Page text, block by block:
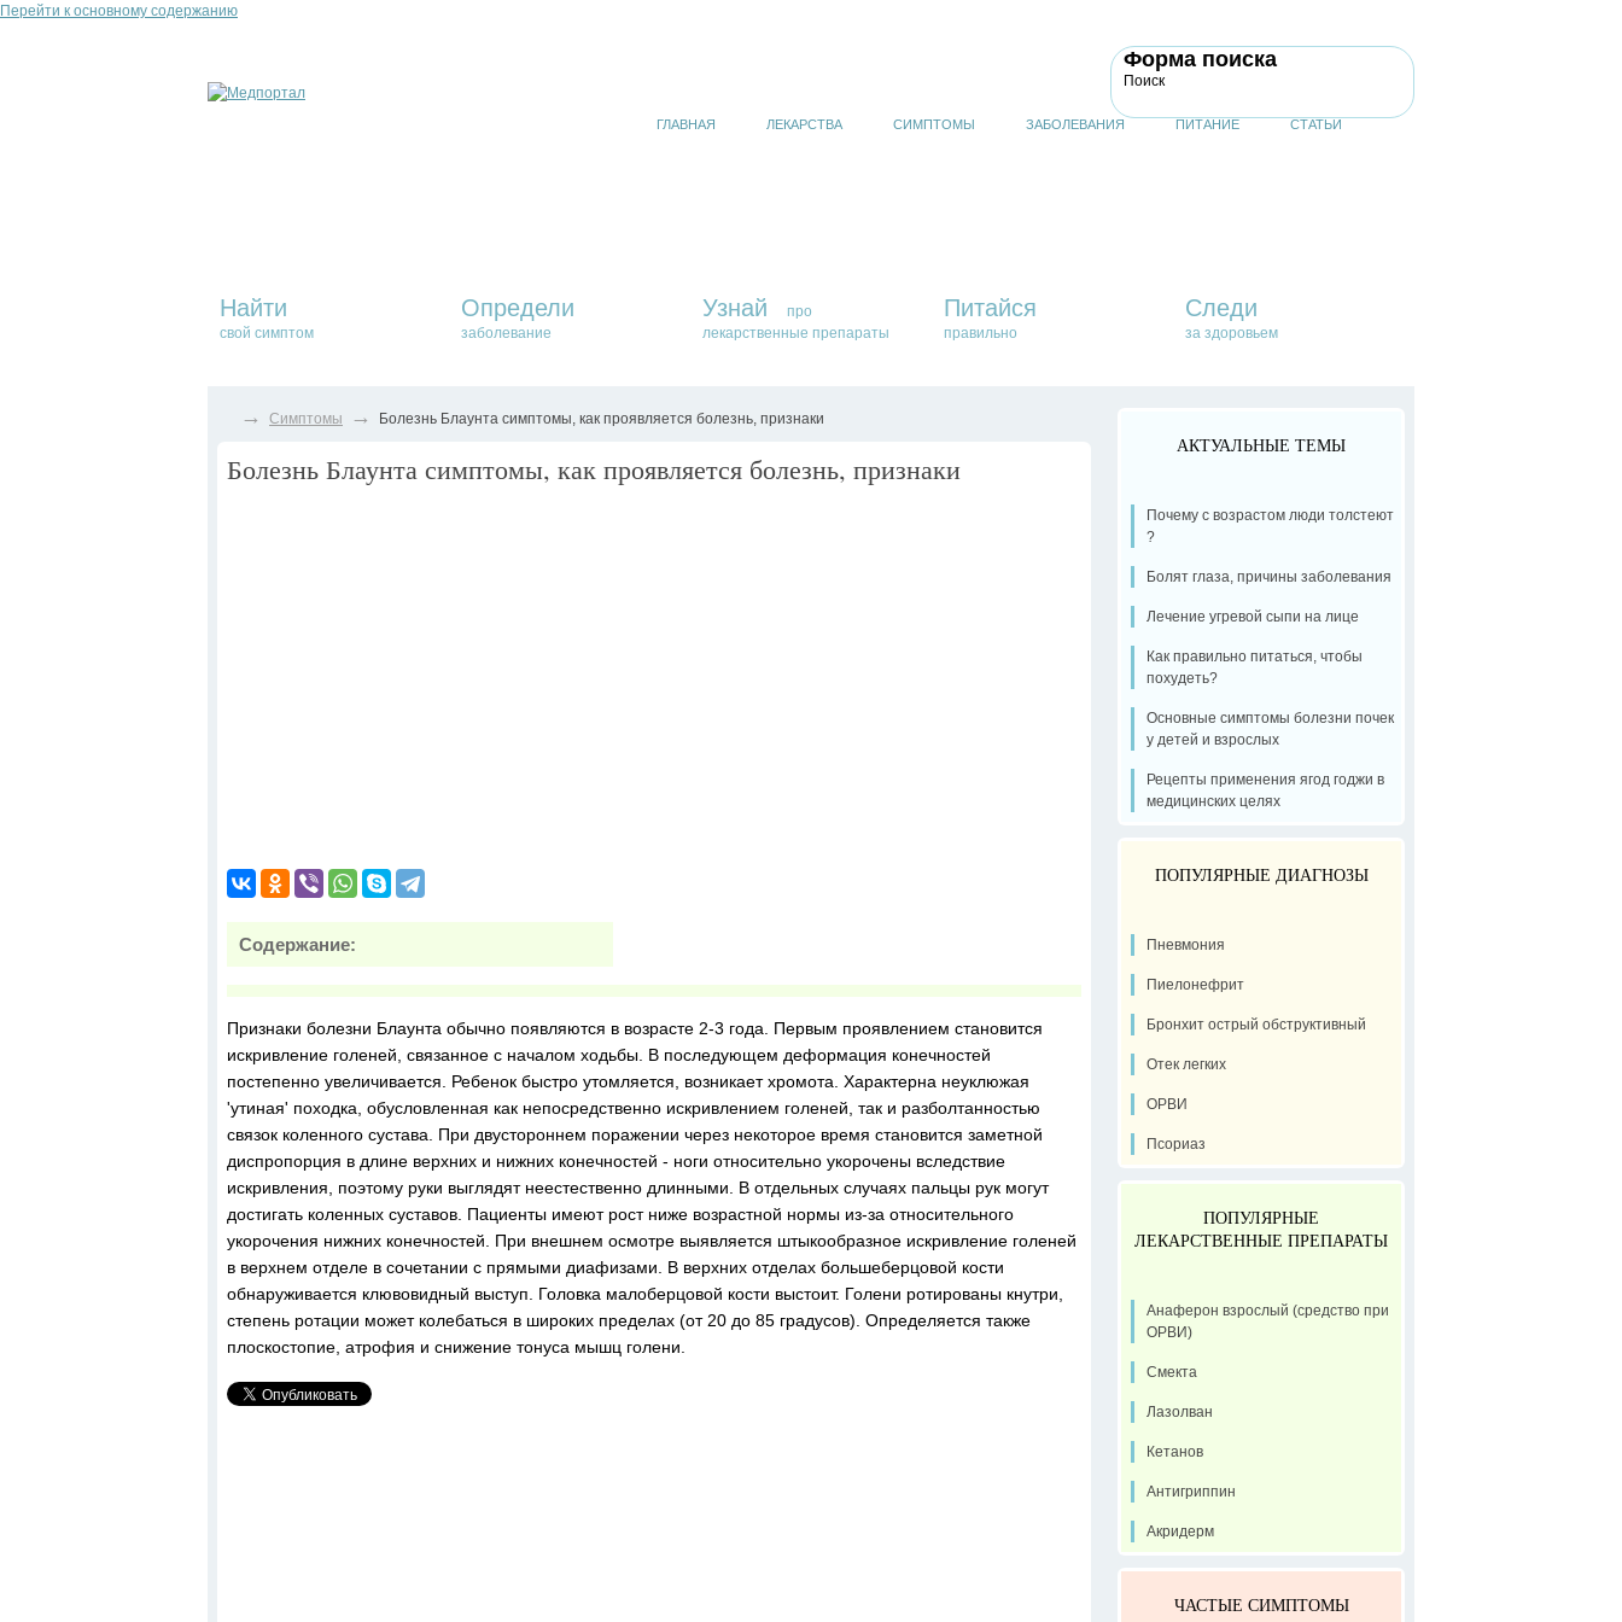
Перейти к основному содержанию
Форма поиска
Поиск
ГЛАВНАЯ ЛЕКАРСТВА СИМПТОМЫ ЗАБОЛЕВАНИЯ ПИТАНИЕ СТАТЬИ
Найти
свой симптом
Определи
заболевание
Узнай
про
лекарственные препараты
Питайся
правильно
Следи
за здоровьем
→ Симптомы → Болезнь Блаунта симптомы, как проявляется болезнь, признаки
Болезнь Блаунта симптомы, как проявляется болезнь, признаки
Содержание:
Признаки болезни Блаунта обычно появляются в возрасте 2-3 года. Первым проявлением становится
искривление голеней, связанное с началом ходьбы. В последующем деформация конечностей
постепенно увеличивается. Ребенок быстро утомляется, возникает хромота. Характерна неуклюжая
'утиная' походка, обусловленная как непосредственно искривлением голеней, так и разболтанностью
связок коленного сустава. При двустороннем поражении через некоторое время становится заметной
диспропорция в длине верхних и нижних конечностей - ноги относительно укорочены вследствие
искривления, поэтому руки выглядят неестественно длинными. В отдельных случаях пальцы рук могут
достигать коленных суставов. Пациенты имеют рост ниже возрастной нормы из-за относительного
укорочения нижних конечностей. При внешнем осмотре выявляется штыкообразное искривление голеней
в верхнем отделе в сочетании с прямыми диафизами. В верхних отделах большеберцовой кости
обнаруживается клювовидный выступ. Головка малоберцовой кости выстоит. Голени ротированы кнутри,
степень ротации может колебаться в широких пределах (от 20 до 85 градусов). Определяется также
плоскостопие, атрофия и снижение тонуса мышц голени.
АКТУАЛЬНЫЕ ТЕМЫ
Почему с возрастом люди толстеют
?
Болят глаза, причины заболевания
Лечение угревой сыпи на лице
Как правильно питаться, чтобы
похудеть?
Основные симптомы болезни почек
у детей и взрослых
Рецепты применения ягод годжи в
медицинских целях
ПОПУЛЯРНЫЕ ДИАГНОЗЫ
Пневмония
Пиелонефрит
Бронхит острый обструктивный
Отек легких
ОРВИ
Псориаз
ПОПУЛЯРНЫЕ
ЛЕКАРСТВЕННЫЕ ПРЕПАРАТЫ
Анаферон взрослый (средство при
ОРВИ)
Смекта
Лазолван
Кетанов
Антигриппин
Акридерм
ЧАСТЫЕ СИМПТОМЫ